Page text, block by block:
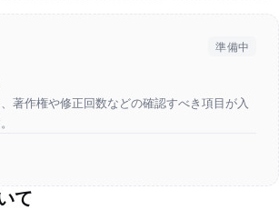
準備中
著作権や修正回数などの確認すべき項目が入
て